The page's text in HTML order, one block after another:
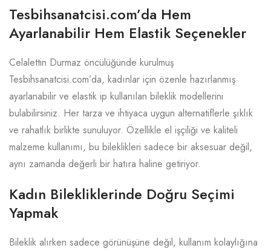
Tesbihsanatcisi.com’da Hem
Ayarlanabilir Hem Elastik Seçenekler
Celalettin Durmaz öncülüğünde kurulmuş
Tesbihsanatcisi.com’da, kadınlar için özenle hazırlanmış
ayarlanabilir ve elastik ip kullanılan bileklik modellerini
bulabilirsiniz. Her tarza ve ihtiyaca uygun alternatiflerle şıklık
ve rahatlık birlikte sunuluyor. Özellikle el işçiliği ve kaliteli
malzeme kullanımı, bu bileklikleri sadece bir aksesuar değil,
aynı zamanda değerli bir hatıra haline getiriyor.
Kadın Bilekliklerinde Doğru Seçimi
Yapmak
Bileklik alırken sadece görünüşüne değil, kullanım kolaylığına